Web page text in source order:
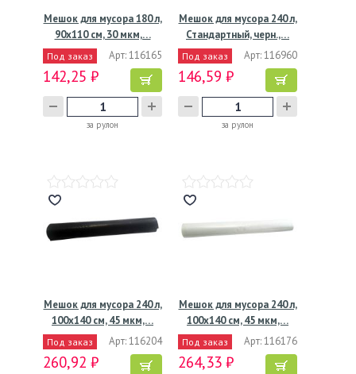
Мешок для мусора 180 л,
90х110 см, 30 мкм,…
Под заказ Арт: 116165
142,25 ₽
за рулон
Мешок для мусора 240 л,
Стандартный, черн.,…
Под заказ Арт: 116960
146,59 ₽
за рулон
Мешок для мусора 240 л,
100х140 см, 45 мкм,…
Под заказ Арт: 116204
260,92 ₽
Мешок для мусора 240 л,
100х140 см, 45 мкм,…
Под заказ Арт: 116176
264,33 ₽